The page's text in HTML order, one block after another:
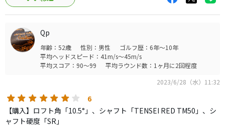
で即購入、翌日早速ラウンド投入し結果もよく飛距離も伸
びて非常に良かったです。若干出玉が左右にバラけるので
シャフトをDiamana TB50sに変更したらどハマリしまし
た。
Qp
年齢：52歳 性別：男性
ゴルフ歴：6年～10年
平均ヘッドスピード：41m/s～45m/s
平均スコア：90～99
平均ラウンド数：1ヶ月に2回程度
2023/6/28（水）11:32
6
【購入】ロフト角「10.5°」、シャフト「TENSEI RED TM50」、シ
ャフト硬度「SR」